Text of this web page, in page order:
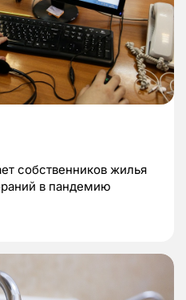
собственников жилья
в пандемию